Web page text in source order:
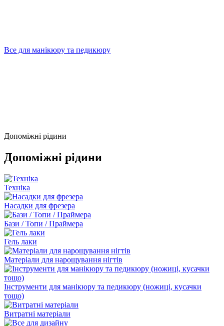
Все для манікюру та педикюру
Допоміжні рідини
Допоміжні рідини
Техніка
Насадки для фрезера
Бази / Топи / Праймера
Гель лаки
Матеріали для нарощування нігтів
Інструменти для манікюру та педикюру (ножиці, кусачки
тощо)
Витратні матеріали